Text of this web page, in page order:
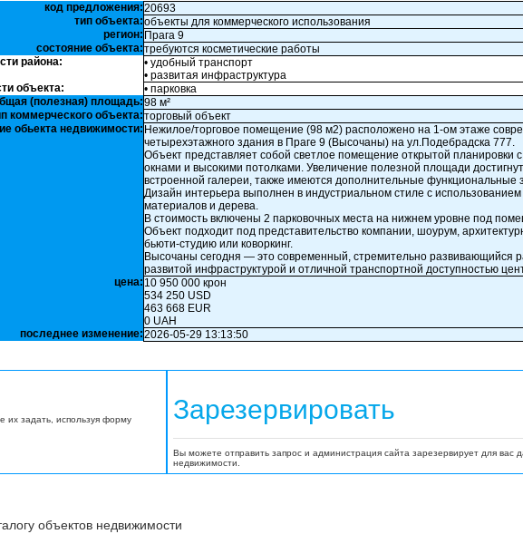
код предложения:20693
тип объекта:объекты для коммерческого использования
регион: Прага 9
состояние объекта:требуются косметические работы
района:
• удобный транспорт
• развитая инфраструктура
объекта:
• парковка
(полезная) площадь:98 м²
коммерческого объекта:торговый объект
обьекта недвижимости: Нежилое/торговое помещение (98 м2) расположено на 1-ом этаже
четырехэтажного здания в Праге 9 (Высочаны) на ул.Подебрадска 777.
Объект представляет собой светлое помещение открытой планировки
окнами и высокими потолками. Увеличение полезной площади
встроенной галереи, также имеются дополнительные функциональные
Дизайн интерьера выполнен в индустриальном стиле с
материалов и дерева.
В стоимость включены 2 парковочных места на нижнем уровне под
Объект подходит под представительство компании, шоурум,
бьюти-студию или коворкинг.
Высочаны сегодня — это современный, стремительно развивающийся
развитой инфраструктурой и отличной транспортной доступностью
цена: 10 950 000 крон
534 250 USD
463 668 EUR
0 UAH
последнее изменение:2026-05-29 13:13:50
их задать, используя форму
Зарезервировать
Вы можете отправить запрос и администрация сайта зарезервирует для вас
недвижимости.
объектов недвижимости